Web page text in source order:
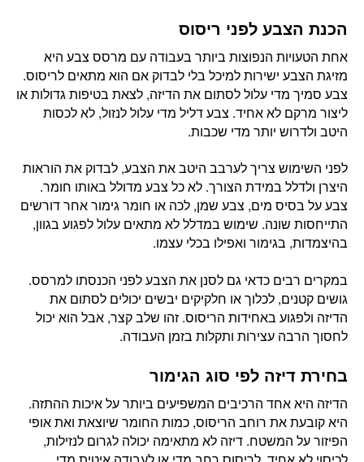
הכנת הצבע לפני ריסוס
אחת הטעויות הנפוצות ביותר בעבודה עם מרסס צבע היא
מזיגת הצבע ישירות למיכל בלי לבדוק אם הוא מתאים לריסוס.
צבע סמיך מדי עלול לסתום את הדיזה, לצאת בטיפות גדולות או
ליצור מרקם לא אחיד. צבע דליל מדי עלול לנזול, לא לכסות
היטב ולדרוש יותר מדי שכבות.
לפני השימוש צריך לערבב היטב את הצבע, לבדוק את הוראות
היצרן ולדלל במידת הצורך. לא כל צבע מדולל באותו חומר.
צבע על בסיס מים, צבע שמן, לכה או חומר גימור אחר דורשים
התייחסות שונה. שימוש במדלל לא מתאים עלול לפגוע בגוון,
בהיצמדות, בגימור ואפילו בכלי עצמו.
במקרים רבים כדאי גם לסנן את הצבע לפני הכנסתו למרסס.
גושים קטנים, לכלוך או חלקיקים יבשים יכולים לסתום את
הדיזה ולפגוע באחידות הריסוס. זהו שלב קצר, אבל הוא יכול
לחסוך הרבה עצירות ותקלות בזמן העבודה.
בחירת דיזה לפי סוג הגימור
הדיזה היא אחד הרכיבים המשפיעים ביותר על איכות ההתזה.
היא קובעת את רוחב הריסוס, כמות החומר שיוצאת ואת אופי
הפיזור על המשטח. דיזה לא מתאימה יכולה לגרום לנזילות,